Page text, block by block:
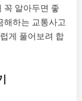
꼭 알아두면 좋
해하는 교통사고
게 풀어보려 합